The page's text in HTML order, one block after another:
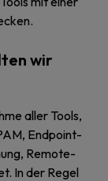
wir
aller Tools,
Endpoint-
Remote-
In der Regel